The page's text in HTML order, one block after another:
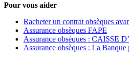
Pour vous aider
Racheter un contrat obsèques
Assurance obsèques FAPE
Assurance obsèques : CAISSE
Assurance obsèques : La Banque